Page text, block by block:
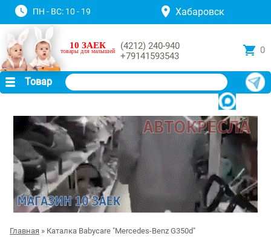
ПН - ВС: 10 - 19 Хабаровск
10 ЗАЕК
товары для малышей
(4212) 240-940
+79141593543
0
Товар
Главная » Каталка Babycare "Mercedes-Benz G350d"